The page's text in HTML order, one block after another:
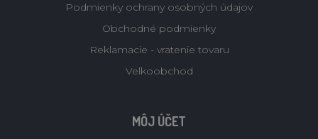
Podmienky ochrany osobných údajov
Obchodné podmienky
Reklamacie - vratenie tovaru
Velkoobchod
MÔJ ÚČET